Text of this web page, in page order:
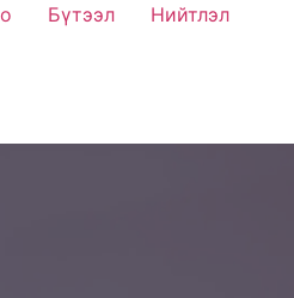
Бүтээл Нийтлэл